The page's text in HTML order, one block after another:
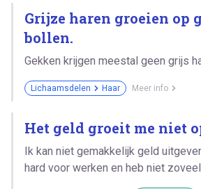
Grijze haren groeien op
bollen.
Gekken krijgen meestal geen grijs
Lichaamsdelen Haar Meer info
Het geld groeit me niet
Ik kan niet gemakkelijk geld
hard voor werken en heb niet zoveel.